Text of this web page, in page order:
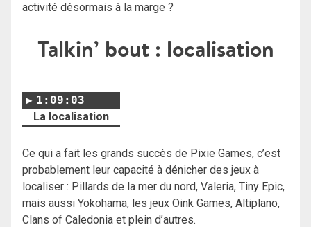
activité désormais à la marge ?
Talkin’ bout : localisation
1:09:03
La localisation
Ce qui a fait les grands succès de Pixie Games, c’est
probablement leur capacité à dénicher des jeux à
localiser : Pillards de la mer du nord, Valeria, Tiny Epic,
mais aussi Yokohama, les jeux Oink Games, Altiplano,
Clans of Caledonia et plein d’autres.